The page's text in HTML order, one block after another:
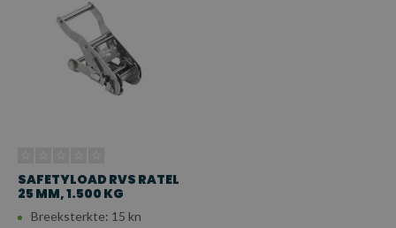
SAFETYLOAD RVS RATEL
25 MM, 1.500 KG
Breeksterkte: 15 kn